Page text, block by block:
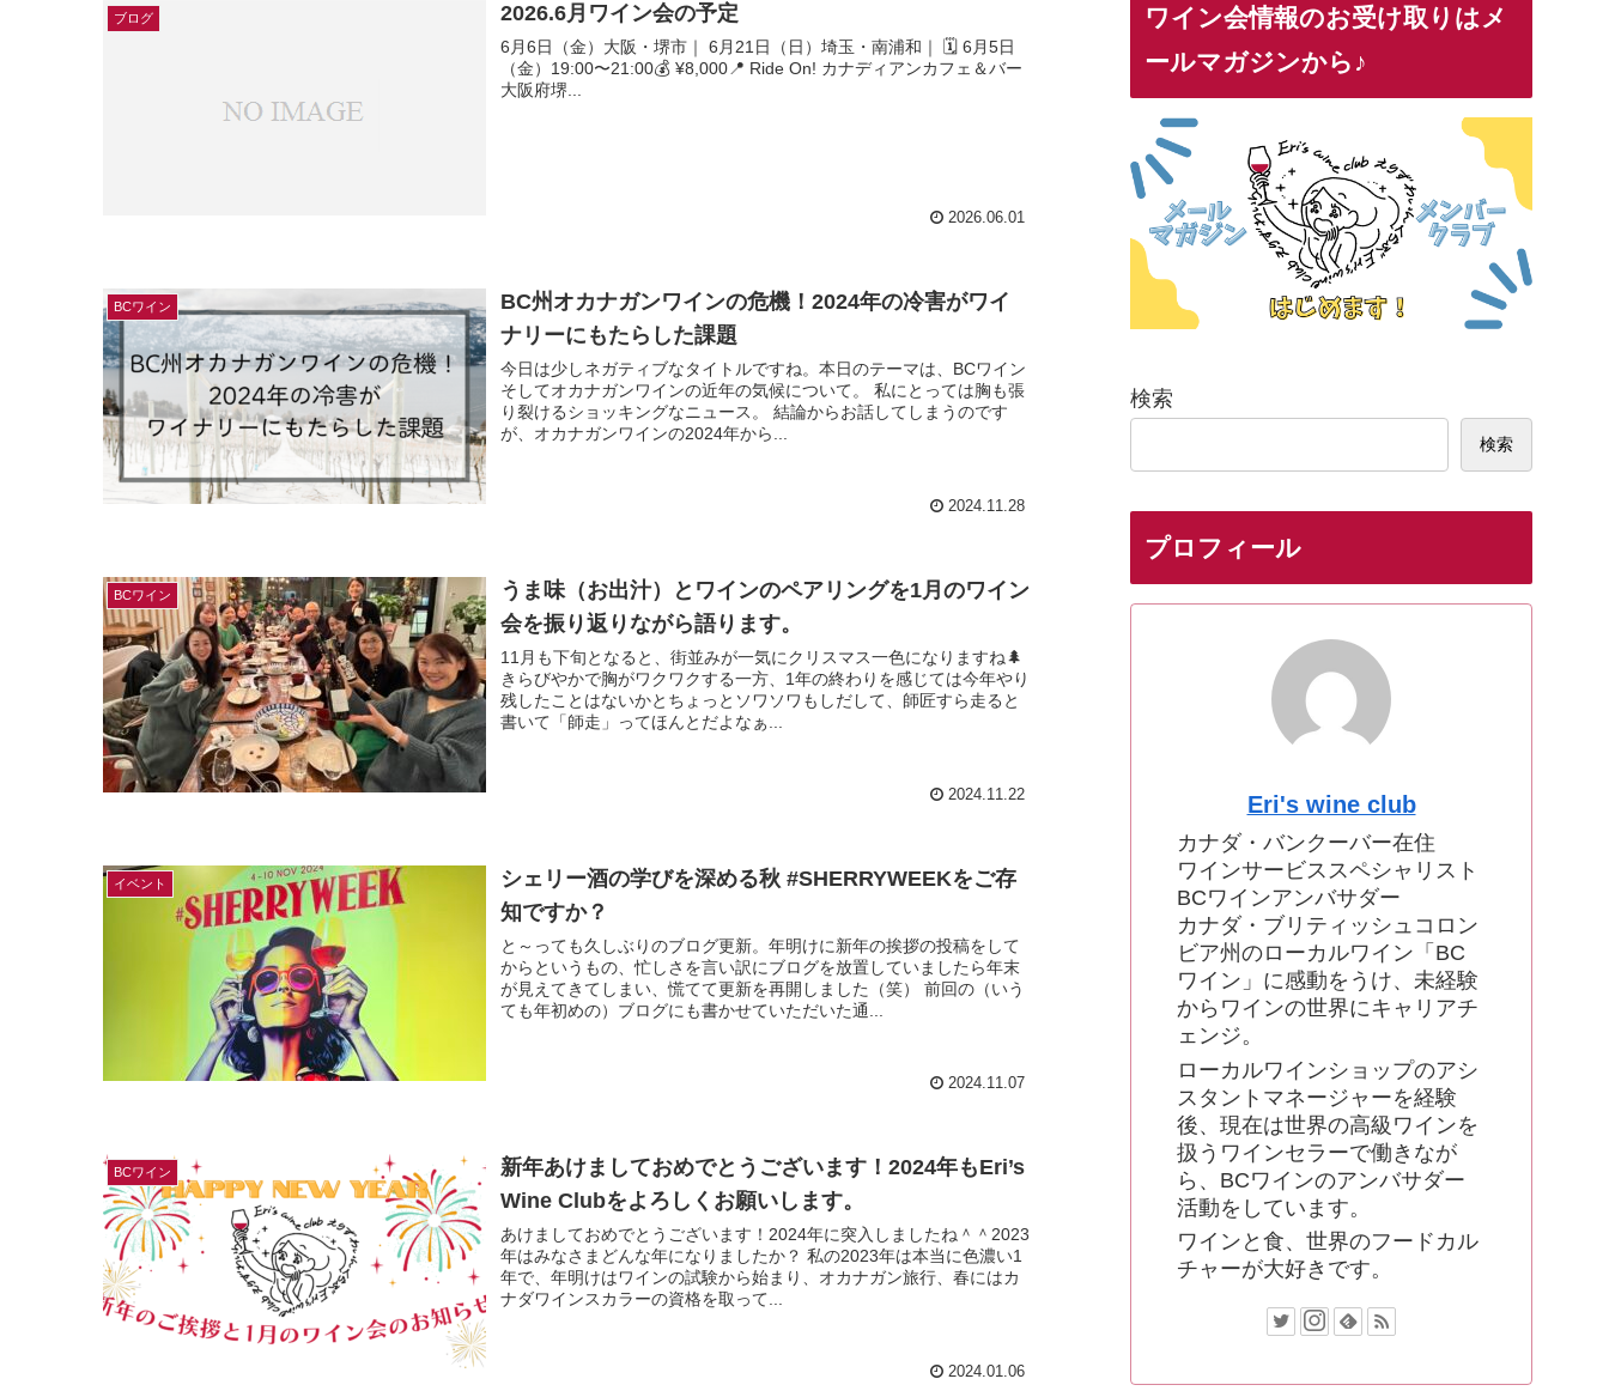
ブログ 2026.6月ワイン会の予定
6月6日（金）大阪・堺市｜ 6月21日（日）埼玉・南浦和｜ 🗓 6月5日
（金）19:00〜21:00💰 ¥8,000📍 Ride On! カナディアンカフェ＆バー
大阪府堺...
2026.06.01
BCワイン
BC州オカナガンワインの危機！2024年の冷害がワイ
ナリーにもたらした課題
今日は少しネガティブなタイトルですね。本日のテーマは、BCワイン
そしてオカナガンワインの近年の気候について。 私にとっては胸も張
り裂けるショッキングなニュース。 結論からお話してしまうのです
が、オカナガンワインの2024年から...
2024.11.28
BCワイン
うま味（お出汁）とワインのペアリングを1月のワイン
会を振り返りながら語ります。
11月も下旬となると、街並みが一気にクリスマス一色になりますね🌲
きらびやかで胸がワクワクする一方、1年の終わりを感じては今年やり
残したことはないかとちょっとソワソワもしだして、師匠すら走ると
書いて「師走」ってほんとだよなぁ...
2024.11.22
イベント
シェリー酒の学びを深める秋 #SHERRYWEEKをご存
知ですか？
と～っても久しぶりのブログ更新。年明けに新年の挨拶の投稿をして
からというもの、忙しさを言い訳にブログを放置していましたら年末
が見えてきてしまい、慌てて更新を再開しました（笑） 前回の（いう
ても年初めの）ブログにも書かせていただいた通...
2024.11.07
BCワイン
新年あけましておめでとうございます！2024年もEri’s
Wine Clubをよろしくお願いします。
あけましておめでとうございます！2024年に突入しましたね＾＾2023
年はみなさまどんな年になりましたか？ 私の2023年は本当に色濃い1
年で、年明けはワインの試験から始まり、オカナガン旅行、春にはカ
ナダワインスカラーの資格を取って...
2024.01.06
ワイン会情報のお受け取りはメ
ールマガジンから♪
検索
検索
プロフィール
Eri's wine club
カナダ・バンクーバー在住
ワインサービススペシャリスト
BCワインアンバサダー
カナダ・ブリティッシュコロン
ビア州のローカルワイン「BC
ワイン」に感動をうけ、未経験
からワインの世界にキャリアチ
ェンジ。
ローカルワインショップのアシ
スタントマネージャーを経験
後、現在は世界の高級ワインを
扱うワインセラーで働きなが
ら、BCワインのアンバサダー
活動をしています。
ワインと食、世界のフードカル
チャーが大好きです。